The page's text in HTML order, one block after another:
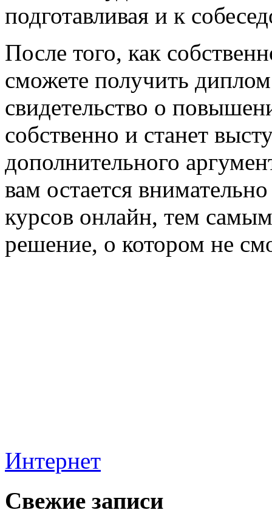
подготавливая и к
После того, как
сможете получить
свидетельство о
собственно и станет
дополнительного
вам остается
курсов онлайн, тем
решение, о котором не
Интернет
Свежие записи